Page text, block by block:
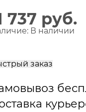
737 руб.
В наличии
заказ